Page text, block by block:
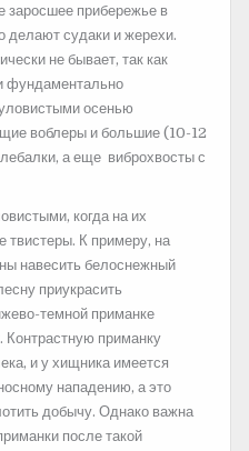
заросшее прибережье в
делают судаки и жерехи.
не бывает, так как
фундаментально
осенью
воблеры и большие (10-12
а еще виброхвосты с
когда на их
твистеры. К примеру, на
навесить белоснежный
приукрасить
темной приманке
Контрастную приманку
и у хищника имеется
нападению, а это
добычу. Однако важна
после такой